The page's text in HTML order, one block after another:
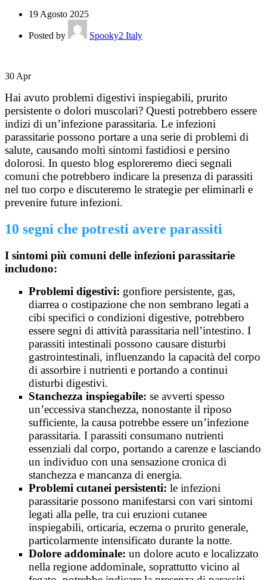
19 Agosto 2025
Posted by Spooky2 Italy
30 Apr
Hai avuto problemi digestivi inspiegabili, prurito
persistente o dolori muscolari? Questi potrebbero essere
indizi di un’infezione parassitaria. Le infezioni
parassitarie possono portare a una serie di problemi di
salute, causando molti sintomi fastidiosi e persino
dolorosi. In questo blog esploreremo dieci segnali
comuni che potrebbero indicare la presenza di parassiti
nel tuo corpo e discuteremo le strategie per eliminarli e
prevenire future infezioni.
10 segni che potresti avere parassiti
I sintomi più comuni delle infezioni parassitarie
includono:
Problemi digestivi: gonfiore persistente, gas,
diarrea o costipazione che non sembrano legati a
cibi specifici o condizioni digestive, potrebbero
essere segni di attività parassitaria nell’intestino. I
parassiti intestinali possono causare disturbi
gastrointestinali, influenzando la capacità del corpo
di assorbire i nutrienti e portando a continui
disturbi digestivi.
Stanchezza inspiegabile: se avverti spesso
un’eccessiva stanchezza, nonostante il riposo
sufficiente, la causa potrebbe essere un’infezione
parassitaria. I parassiti consumano nutrienti
essenziali dal corpo, portando a carenze e lasciando
un individuo con una sensazione cronica di
stanchezza e mancanza di energia.
Problemi cutanei persistenti: le infezioni
parassitarie possono manifestarsi con vari sintomi
legati alla pelle, tra cui eruzioni cutanee
inspiegabili, orticaria, eczema o prurito generale,
particolarmente intensificato durante la notte.
Dolore addominale: un dolore acuto e localizzato
nella regione addominale, soprattutto vicino al